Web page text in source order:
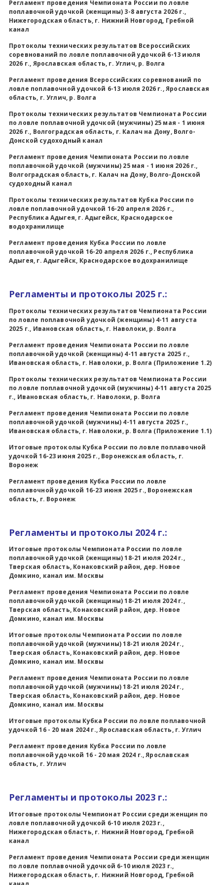
Регламент проведения Чемпионата России по ловле
поплавочной удочкой (женщины) 3-8 августа 2026 г.,
Нижегородская область, г. Нижний Новгород, Гребной
канал
Протоколы технических результатов Всероссийских
соревнований по ловле поплавочной удочкой 6-13 июля
2026 г., Ярославская область, г. Углич, р. Волга
Регламент проведения Всероссийских соревнований по
ловле поплавочной удочкой 6-13 июля 2026 г., Ярославская
область, г. Углич, р. Волга
Протоколы технических результатов Чемпионата России
по ловле поплавочной удочкой (мужчины) 25 мая - 1 июня
2026 г., Волгоградская область, г. Калач на Дону, Волго-
Донской судоходный канал
Регламент проведения Чемпионата России по ловле
поплавочной удочкой (мужчины) 25 мая - 1 июня 2026 г.,
Волгоградская область, г. Калач на Дону, Волго-Донской
судоходный канал
Протоколы технических результатов Кубка России по
ловле поплавочной удочкой 16-20 апреля 2026 г.,
Республика Адыгея, г. Адыгейск, Краснодарское
водохранилище
Регламент проведения Кубка России по ловле
поплавочной удочкой 16-20 апреля 2026 г., Республика
Адыгея, г. Адыгейск, Краснодарское водохранилище
Регламенты и протоколы 2025 г.:
Протоколы технических результатов Чемпионата России
по ловле поплавочной удочкой (женщины) 4-11 августа
2025 г., Ивановская область, г. Наволоки, р. Волга
Регламент проведения Чемпионата России по ловле
поплавочной удочкой (женщины) 4-11 августа 2025 г.,
Ивановская область, г. Наволоки, р. Волга (Приложение 1.2)
Протоколы технических результатов Чемпионата России
по ловле поплавочной удочкой (мужчины) 4-11 августа 2025
г., Ивановская область, г. Наволоки, р. Волга
Регламент проведения Чемпионата России по ловле
поплавочной удочкой (мужчины) 4-11 августа 2025 г.,
Ивановская область, г. Наволоки, р. Волга (Приложение 1.1)
Итоговые протоколы Кубка России по ловле поплавочной
удочкой 16-23 июня 2025 г., Воронежская область, г.
Воронеж
Регламент проведения Кубка России по ловле
поплавочной удочкой 16-23 июня 2025 г., Воронежская
область, г. Воронеж
Регламенты и протоколы 2024 г.:
Итоговые протоколы Чемпионата России по ловле
поплавочной удочкой (женщины) 18-21 июля 2024 г.,
Тверская область, Конаковский район, дер. Новое
Домкино, канал им. Москвы
Регламент проведения Чемпионата России по ловле
поплавочной удочкой (женщины) 18-21 июля 2024 г.,
Тверская область, Конаковский район, дер. Новое
Домкино, канал им. Москвы
Итоговые протоколы Чемпионата России по ловле
поплавочной удочкой (мужчины) 18-21 июля 2024 г.,
Тверская область, Конаковский район, дер. Новое
Домкино, канал им. Москвы
Регламент проведения Чемпионата России по ловле
поплавочной удочкой (мужчины) 18-21 июля 2024 г.,
Тверская область, Конаковский район, дер. Новое
Домкино, канал им. Москвы
Итоговые протоколы Кубка России по ловле поплавочной
удочкой 16 - 20 мая 2024 г., Ярославская область, г. Углич
Регламент проведения Кубка России по ловле
поплавочной удочкой 16 - 20 мая 2024 г., Ярославская
область, г. Углич
Регламенты и протоколы 2023 г.:
Итоговые протоколы Чемпионат России среди женщин по
ловле поплавочной удочкой 6-10 июля 2023 г.,
Нижегородская область, г. Нижний Новгород, Гребной
канал
Регламент проведения Чемпионата России среди женщин
по ловле поплавочной удочкой 6-10 июля 2023 г.,
Нижегородская область, г. Нижний Новгород, Гребной
Всероссийские правила
Судейские документы